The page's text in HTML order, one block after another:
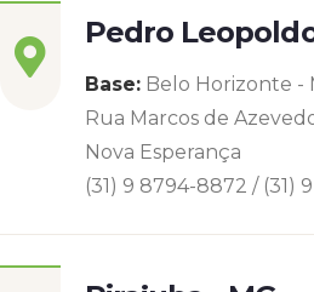
Pedro
Base: Belo Horizonte -
Rua Marcos de
Nova Esperança
(31) 9 8794-8872 / (31)